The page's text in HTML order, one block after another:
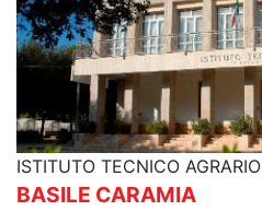
ISTITUTO TECNICO AGRARIO
BASILE CARAMIA